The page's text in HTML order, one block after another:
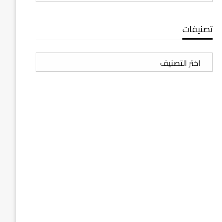
تصنيفات
تصنيفات